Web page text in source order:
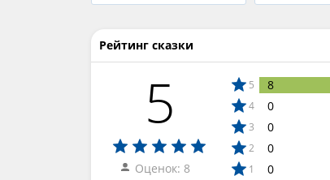
Рейтинг сказки
5
Оценок: 8
5 8
4 0
3 0
2 0
1 0